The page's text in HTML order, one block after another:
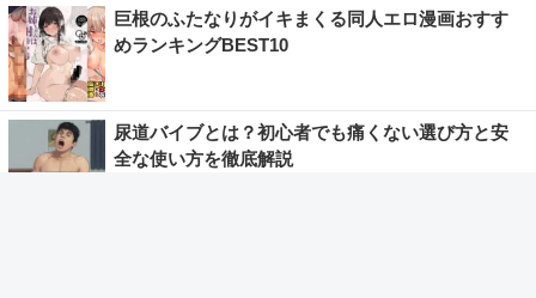
巨根のふたなりがイキまくる同人エロ漫画おすす
めランキングBEST10
尿道バイブとは？初心者でも痛くない選び方と安
全な使い方を徹底解説